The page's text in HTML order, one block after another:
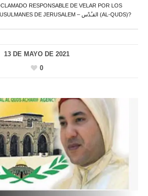
RESPONSABLE DE VELAR POR LOS
LUGARES SAGRADOS MUSULMANES DE JERUSALEM – القـُدْس (AL-QUDS)?
13 DE MAYO DE 2021
0